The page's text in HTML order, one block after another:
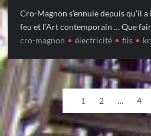
Cro-Magnon s’ennuie depuis qu’il a
feu et l’Art contemporain … Que
cro-magnon
électricité fils
Posts
pagination1 2 … 4